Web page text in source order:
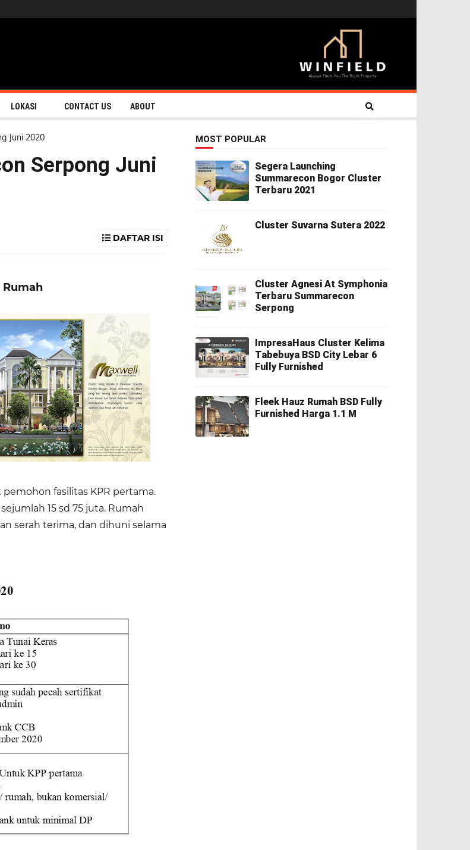
LOKASI CONTACT US ABOUT
Juni 2020
Serpong Juni
DAFTAR ISI
pemohon fasilitas KPR pertama.
15 sd 75 juta. Rumah
serah terima, dan dihuni selama
MOST POPULAR
Segera Launching
Summarecon Bogor Cluster
Terbaru 2021
Cluster Suvarna Sutera 2022
Cluster Agnesi At Symphonia
Terbaru Summarecon
Serpong
ImpresaHaus Cluster Kelima
Tabebuya BSD City Lebar 6
Fully Furnished
Fleek Hauz Rumah BSD Fully
Furnished Harga 1.1 M